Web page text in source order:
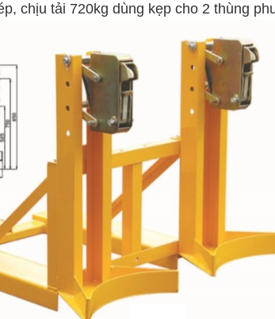
chịu tải 720kg dùng kẹp cho 2 thùng